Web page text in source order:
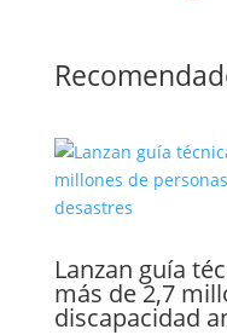
Lanzan guía
más de 2,7
discapacidad